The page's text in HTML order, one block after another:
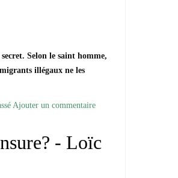
Selon le saint homme,
illégaux ne les
Ajouter un commentaire
- Loïc